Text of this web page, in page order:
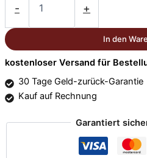
-
Menge
+
In den
kostenloser Versand für
30 Tage Geld-zurück-Garantie
Kauf auf Rechnung
Garantiert